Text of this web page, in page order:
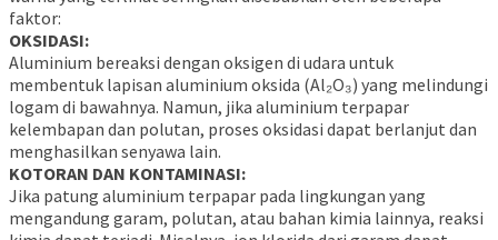
faktor:
OKSIDASI:
Aluminium bereaksi dengan oksigen di udara untuk
membentuk lapisan aluminium oksida (Al₂O₃) yang melindungi
logam di bawahnya. Namun, jika aluminium terpapar
kelembapan dan polutan, proses oksidasi dapat berlanjut dan
menghasilkan senyawa lain.
KOTORAN DAN KONTAMINASI:
Jika patung aluminium terpapar pada lingkungan yang
mengandung garam, polutan, atau bahan kimia lainnya, reaksi